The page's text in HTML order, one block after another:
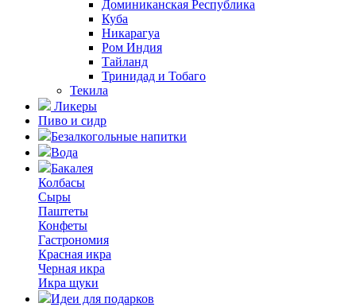
Доминиканская Республика
Куба
Никарагуа
Ром Индия
Тайланд
Тринидад и Тобаго
Текила
Ликеры
Пиво и сидр
Безалкогольные напитки
Вода
Бакалея
Колбасы
Сыры
Паштеты
Конфеты
Гастрономия
Красная икра
Черная икра
Икра щуки
Идеи для подарков